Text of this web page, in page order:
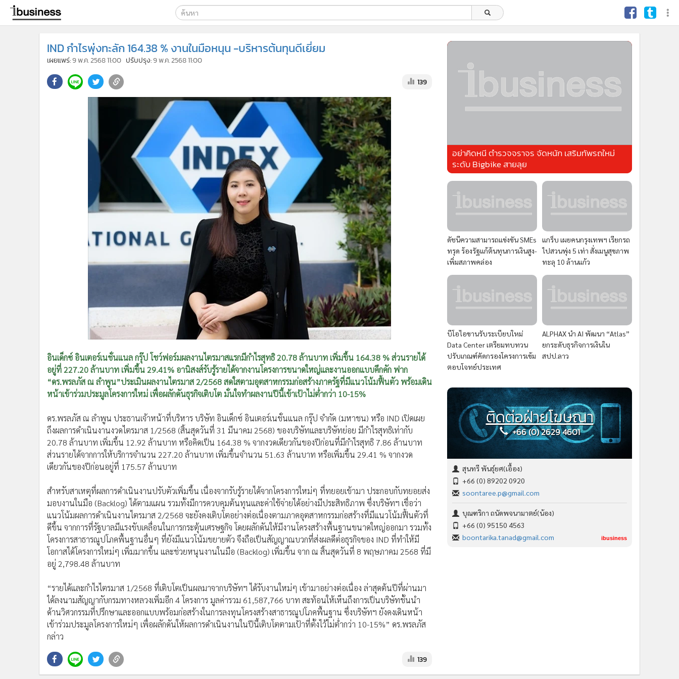
ค้นหา
Google
ค้นหาขั้นสูง
IND กำไรพุ่งทะลัก 164.38 % งานในมือหนุน -บริหารต้นทุนดีเยี่ยม
เผยแพร่:9 พ.ค. 2568 11:00 ปรับปรุง:9 พ.ค. 2568 11:00
139
อินเด็กซ์ อินเตอร์เนชั่นแนล กรุ๊ป โชว์ฟอร์มผลงานไตรมาสแรกมีกำไรสุทธิ 20.78 ล้านบาท เพิ่มขึ้น 164.38 % ส่วนรายได้
อยู่ที่ 227.20 ล้านบาท เพิ่มขึ้น 29.41% อานิสงส์รับรู้รายได้จากงานโครงการขนาดใหญ่และงานออกแบบคึกคัก ฟาก
“ดร.พรลภัส ณ ลำพูน”ประเมินผลงานไตรมาส 2/2568 สดใสตามอุตสาหกรรมก่อสร้างภาครัฐที่มีแนวโน้มฟื้นตัว พร้อมเดิน
หน้าเข้าร่วมประมูลโครงการใหม่ เพื่อผลักดันธุรกิจเติบโต มั่นใจทำผลงานปีนี้เข้าเป้าไม่ต่ำกว่า 10-15%
ดร.พรลภัส ณ ลำพูน ประธานเจ้าหน้าที่บริหาร บริษัท อินเด็กซ์ อินเตอร์เนชั่นแนล กรุ๊ป จำกัด (มหาชน) หรือ IND เปิดเผย
ถึงผลการดำเนินงานงวดไตรมาส 1/2568 (สิ้นสุดวันที่ 31 มีนาคม 2568) ของบริษัทและบริษัทย่อย มีกำไรสุทธิเท่ากับ
20.78 ล้านบาท เพิ่มขึ้น 12.92 ล้านบาท หรือคิดเป็น 164.38 % จากงวดเดียวกันของปีก่อนที่มีกำไรสุทธิ 7.86 ล้านบาท
ส่วนรายได้จากการให้บริการจำนวน 227.20 ล้านบาท เพิ่มขึ้นจำนวน 51.63 ล้านบาท หรือเพิ่มขึ้น 29.41 % จากงวด
เดียวกันของปีก่อนอยู่ที่ 175.57 ล้านบาท
สำหรับสาเหตุที่ผลการดำเนินงานปรับตัวเพิ่มขึ้น เนื่องจากรับรู้รายได้จากโครงการใหม่ๆ ที่ทยอยเข้ามา ประกอบกับทยอยส่ง
มอบงานในมือ (Backlog) ได้ตามแผน รวมทั้งมีการควบคุมต้นทุนและค่าใช้จ่ายได้อย่างมีประสิทธิภาพ ซึ่งบริษัทฯ เชื่อว่า
แนวโน้มผลการดำเนินงานไตรมาส 2/2568 จะยังคงเติบโตอย่างต่อเนื่องตามภาคอุตสาหกรรมก่อสร้างที่มีแนวโน้มฟื้นตัวที่
ดีขึ้น จากการที่รัฐบาลมีแรงขับเคลื่อนในการกระตุ้นเศรษฐกิจ โดยผลักดันให้มีงานโครงสร้างพื้นฐานขนาดใหญ่ออกมา รวมทั้ง
โครงการสาธารณูปโภคพื้นฐานอื่นๆ ที่ยังมีแนวโน้มขยายตัว จึงถือเป็นสัญญาณบวกที่ส่งผลดีต่อธุรกิจของ IND ที่ทำให้มี
โอกาสได้โครงการใหม่ๆ เพิ่มมากขึ้น และช่วยหนุนงานในมือ (Backlog) เพิ่มขึ้น จาก ณ สิ้นสุดวันที่ 8 พฤษภาคม 2568 ที่มี
อยู่ 2,798.48 ล้านบาท
“รายได้และกำไรไตรมาส 1/2568 ที่เติบโตเป็นผลมาจากบริษัทฯ ได้รับงานใหม่ๆ เข้ามาอย่างต่อเนื่อง ล่าสุดต้นปีที่ผ่านมา
ได้ลงนามสัญญากับกรมทางหลวงเพิ่มอีก 4 โครงการ มูลค่ารวม 61,587,766 บาท สะท้อนให้เห็นถึงการเป็นบริษัทชั้นนำ
ด้านวิศวกรรมที่ปรึกษาและออกแบบพร้อมก่อสร้างในการลงทุนโครงสร้างสาธารณูปโภคพื้นฐาน ซึ่งบริษัทฯ ยังคงเดินหน้า
เข้าร่วมประมูลโครงการใหม่ๆ เพื่อผลักดันให้ผลการดำเนินงานในปีนี้เติบโตตามเป้าที่ตั้งไว้ไม่ต่ำกว่า 10-15%” ดร.พรลภัส
กล่าว
139
อย่าคิดหนี ตำรวจจราจร จัดหนัก เสริมทัพรถใหม่
ระดับ Bigbike สายลุย
ดัชนีความสามารถแข่งขัน SMEs
ทรุด ร้องรัฐแก้ต้นทุนการเงินสูง-
เพิ่มสภาพคล่อง
แกร็บ เผยคนกรุงเทพฯ เรียกรถ
ไปสวนพุ่ง 5 เท่า สั่งเมนูสุขภาพ
ทะลุ 10 ล้านแก้ว
บีโอไอขานรับระเบียบใหม่
Data Center เตรียมทบทวน
ปรับเกณฑ์คัดกรองโครงการเข้ม
ตอบโจทย์ประเทศ
ALPHAX นำ AI พัฒนา “Atlas”
ยกระดับธุรกิจการเงินใน
สปป.ลาว
ติดต่อฝ่ายโฆษณา
+66 (0) 2629 4601
สุนทรี พันธุ์ยศ(เอื้อง)
+66 (0) 89202 0920
soontaree.p@gmail.com
บุณฑริกา ถนัดพจนามาตย์(น้อง)
+66 (0) 95150 4563
boontarika.tanad@gmail.com
ibusiness